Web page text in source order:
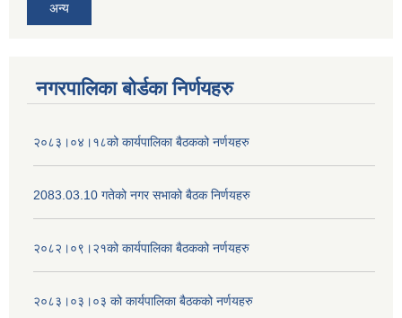
अन्य
नगरपालिका बोर्डका निर्णयहरु
२०८३।०४।१८को कार्यपालिका बैठकको नर्णयहरु
2083.03.10 गतेको नगर सभाको बैठक निर्णयहरु
२०८२।०९।२१को कार्यपालिका बैठकको नर्णयहरु
२०८३।०३।०३ को कार्यपालिका बैठकको नर्णयहरु